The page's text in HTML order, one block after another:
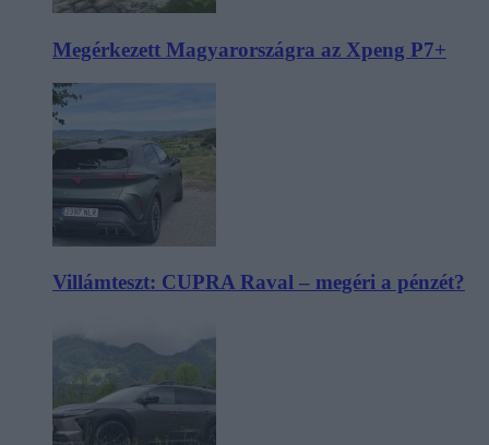
Megérkezett Magyarországra az Xpeng P7+
Villámteszt: CUPRA Raval – megéri a pénzét?